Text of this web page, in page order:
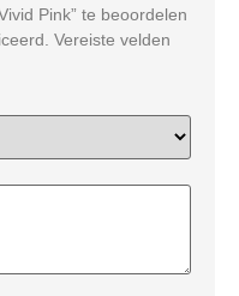
Pink” te beoordelen
Vereiste velden